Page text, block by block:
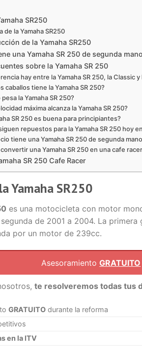
SR250
de la Yamaha SR250
de la Yamaha SR250
una Yamaha SR 250 de segunda
sobre la Yamaha SR 250
hay entre la Yamaha SR 250, la Classic y
caballos tiene la Yamaha SR 250?
la Yamaha SR 250?
máxima alcanza la Yamaha SR 250?
SR 250 es buena para principiantes?
repuestos para la Yamaha SR 250 hoy
tiene una Yamaha SR 250 de segunda
una Yamaha SR 250 en una cafe
SR 250 Cafe Racer
Yamaha SR250
es una motocicleta con motor
de 2001 a 2004. La
por un motor de 239cc.
AsesoramientoGRATUITO
te resolveremos todas tus
GRATUITOdurante la reforma
en la ITV